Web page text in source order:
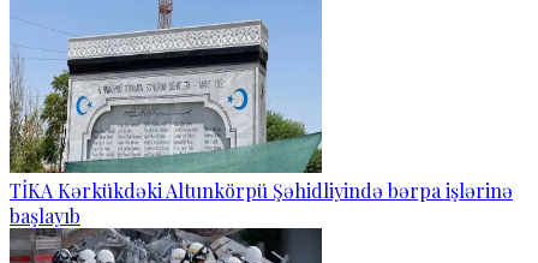
TİKA Kərkükdəki Altunkörpü Şəhidliyində bərpa işlərinə
başlayıb